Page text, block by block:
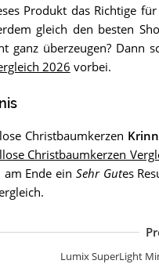
Produkt das Richtige
gleich den besten
ganz überzeugen? Dann
2026 vorbei.
Christbaumkerzen
Christbaumkerzen
Ende ein Sehr Gutes
Lumix SuperLight